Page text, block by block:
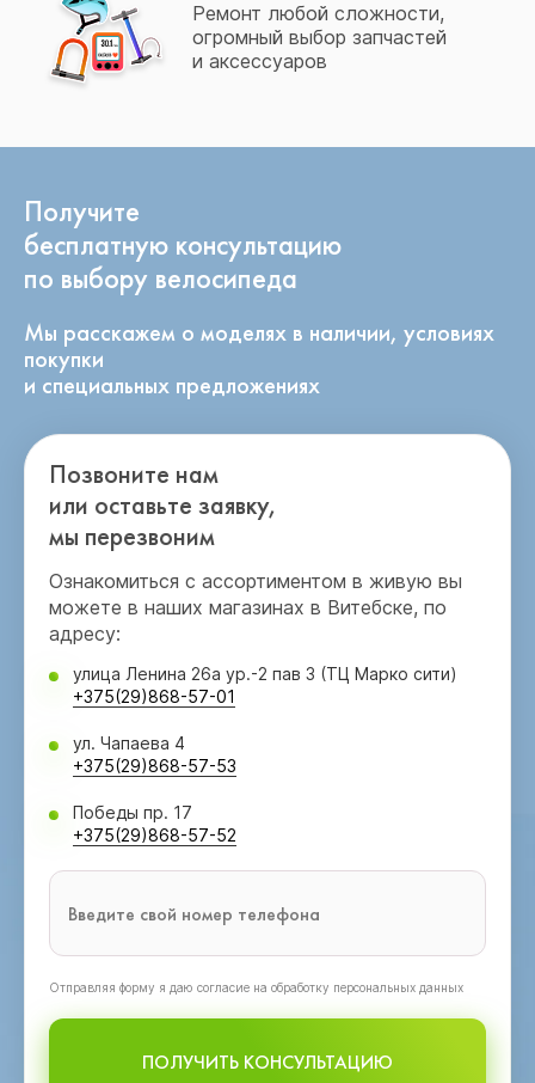
Ремонт любой сложности,
огромный выбор запчастей
и аксессуаров
Получите
бесплатную консультацию
по выбору велосипеда
Мы расскажем о моделях в наличии, условиях
покупки
и специальных предложениях
Позвоните нам
или оставьте заявку,
мы перезвоним
Ознакомиться с ассортиментом в живую вы
можете в наших магазинах в Витебске, по
адресу:
улица Ленина 26а ур.-2 пав 3 (ТЦ Марко сити)
+375(29)868-57-01
ул. Чапаева 4
+375(29)868-57-53
Победы пр. 17
+375(29)868-57-52
Oтправляя форму я даю согласие на обработку персональных данных
ПОЛУЧИТЬ КОНСУЛЬТАЦИЮ